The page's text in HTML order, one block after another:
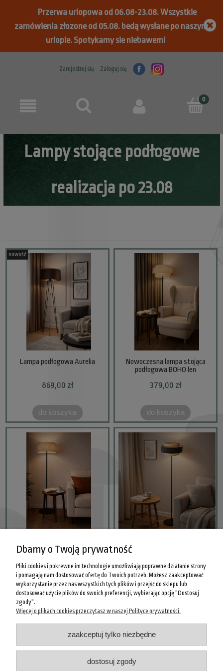
Przerwa urlopowa od 06.08-23.08. Wszystkie
zamówienia złozone od 05.08. bedą wysłane po naszym
urlopie. Spotykamy sie niebawem!
Zarejestruj się Zaloguj się
Lampy stojące podłogowe
realizacja po 23.08
Lampa podłogowa Aurelia
869,00 zł
do koszyka
nowość
Nowoczesna lampa stojąca
podłogowa BOHO len
379,00 zł
do koszyka
podłogowa BOHO len
356,00 zł
do koszyka
podłogowa BOHO len i czerń
385,00 zł
do koszyka
POMOC
INFORMACJE PRAWNE
Dbamy o Twoją prywatność
Pliki cookies i pokrewne im technologie umożliwiają poprawne działanie strony
i pomagają nam dostosować ofertę do Twoich potrzeb. Możesz zaakceptować
wykorzystanie przez nas wszystkich tych plików i przejść do sklepu lub
dostosować użycie plików do swoich preferencji, wybierając opcję "Dostosuj
zgody".
Więcej o plikach cookies przeczytasz w naszej Polityce prywatności.
zaakceptuj tylko niezbędne
dostosuj zgody